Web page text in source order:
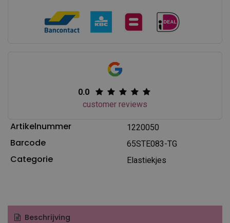
0.0
customer reviews
Artikelnummer 1220050
Barcode 65STE083-TG
Categorie Elastiekjes
Beschrijving